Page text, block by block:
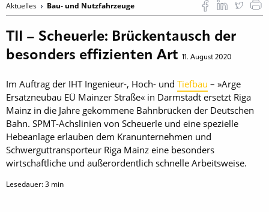
Aktuelles Bau- und Nutzfahrzeuge
TII – Scheuerle: Brückentausch der
besonders effizienten Art 11. August 2020
Im Auftrag der IHT Ingenieur-, Hoch- und Tiefbau – »Arge
Ersatzneubau EÜ Mainzer Straße« in Darmstadt ersetzt Riga
Mainz in die Jahre gekommene Bahnbrücken der Deutschen
Bahn. SPMT-Achslinien von Scheuerle und eine spezielle
Hebeanlage erlauben dem Kranunternehmen und
Schwerguttransporteur Riga Mainz eine besonders
wirtschaftliche und außerordentlich schnelle Arbeitsweise.
Lesedauer:3 min